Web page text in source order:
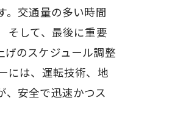
。交通量の多い時間
そして、最後に重要
のスケジュール調整
には、運転技術、地
、安全で迅速かつス